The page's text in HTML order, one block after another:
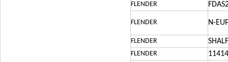
FLENDER
FLENDER N-
FLENDER
FLENDER